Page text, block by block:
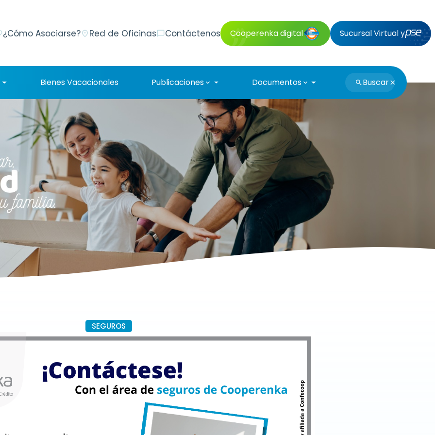
¿Cómo Asociarse?place Red de Oficinas chat_bubble_outlineContáctenos Cooperenka digital Sucursal Virtual y
Bienes Vacacionales Publicaciones expand_more Documentosexpand_more search Buscarclose
search
SEGUROS